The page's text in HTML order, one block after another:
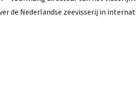
de Nederlandse zeevisserij in